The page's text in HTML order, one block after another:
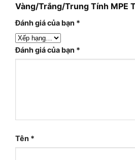
Vàng/Trắng/Trung Tính MPE
Đánh giá của bạn *
Đánh giá của bạn *
Tên *